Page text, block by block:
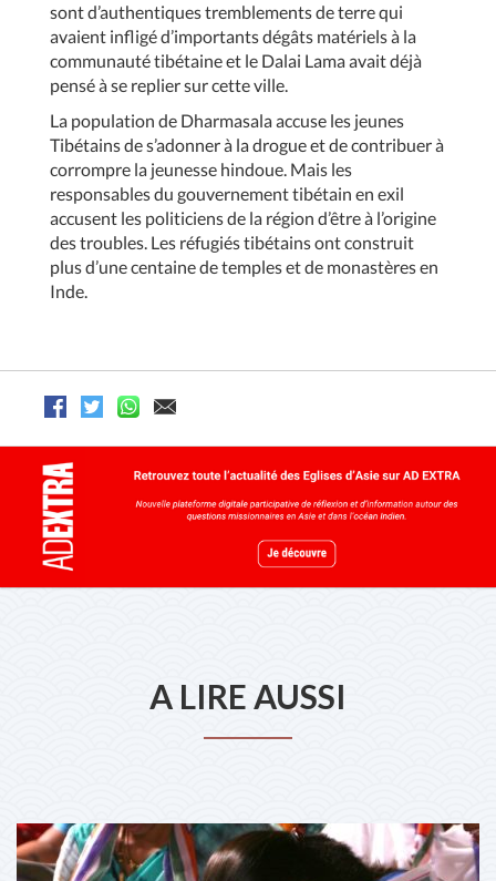
sont d’authentiques tremblements de terre qui
avaient infligé d’importants dégâts matériels à la
communauté tibétaine et le Dalai Lama avait déjà
pensé à se replier sur cette ville.
La population de Dharmasala accuse les jeunes
Tibétains de s’adonner à la drogue et de contribuer à
corrompre la jeunesse hindoue. Mais les
responsables du gouvernement tibétain en exil
accusent les politiciens de la région d’être à l’origine
des troubles. Les réfugiés tibétains ont construit
plus d’une centaine de temples et de monastères en
Inde.
A LIRE AUSSI